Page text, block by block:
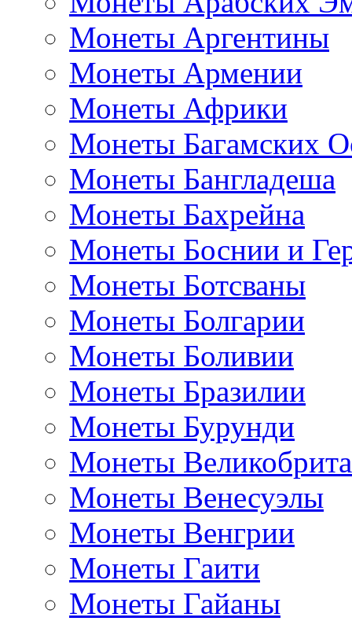
Монеты Аргентины
Монеты Армении
Монеты Африки
Монеты Багамских
Монеты Бангладеша
Монеты Бахрейна
Монеты Боснии и
Монеты Ботсваны
Монеты Болгарии
Монеты Боливии
Монеты Бразилии
Монеты Бурунди
Монеты
Монеты Венесуэлы
Монеты Венгрии
Монеты Гаити
Монеты Гайаны